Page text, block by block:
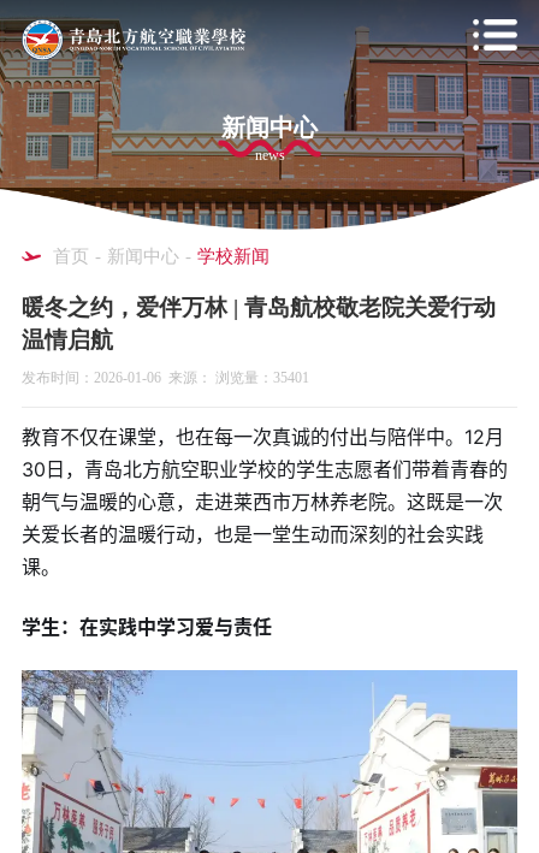
新闻中心
news
首页 - 新闻中心 - 学校新闻
暖冬之约，爱伴万林 | 青岛航校敬老院关爱行动
温情启航
发布时间：2026-01-06 来源： 浏览量：35401
教育不仅在课堂，也在每一次真诚的付出与陪伴中。12月
30日，青岛北方航空职业学校的学生志愿者们带着青春的
朝气与温暖的心意，走进莱西市万林养老院。这既是一次
关爱长者的温暖行动，也是一堂生动而深刻的社会实践
课。
学生：在实践中学习爱与责任